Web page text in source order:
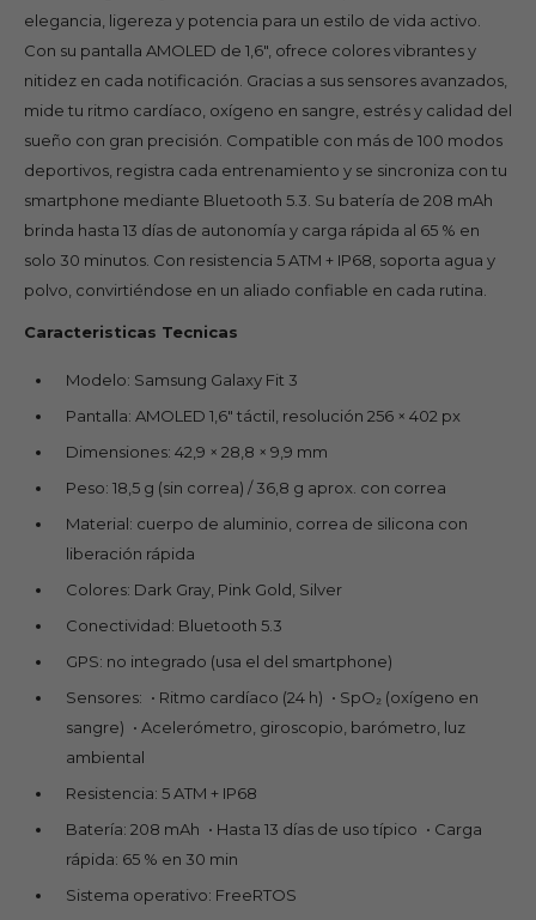
elegancia, ligereza y potencia para un estilo de vida activo.
Con su pantalla AMOLED de 1,6″, ofrece colores vibrantes y
nitidez en cada notificación. Gracias a sus sensores avanzados,
mide tu ritmo cardíaco, oxígeno en sangre, estrés y calidad del
sueño con gran precisión. Compatible con más de 100 modos
deportivos, registra cada entrenamiento y se sincroniza con tu
smartphone mediante Bluetooth 5.3. Su batería de 208 mAh
brinda hasta 13 días de autonomía y carga rápida al 65 % en
solo 30 minutos. Con resistencia 5 ATM + IP68, soporta agua y
polvo, convirtiéndose en un aliado confiable en cada rutina.
Caracteristicas Tecnicas
Modelo: Samsung Galaxy Fit 3
Pantalla: AMOLED 1,6″ táctil, resolución 256 × 402 px
Dimensiones: 42,9 × 28,8 × 9,9 mm
Peso: 18,5 g (sin correa) / 36,8 g aprox. con correa
Material: cuerpo de aluminio, correa de silicona con
liberación rápida
Colores: Dark Gray, Pink Gold, Silver
Conectividad: Bluetooth 5.3
GPS: no integrado (usa el del smartphone)
Sensores: • Ritmo cardíaco (24 h) • SpO₂ (oxígeno en
sangre) • Acelerómetro, giroscopio, barómetro, luz
ambiental
Resistencia: 5 ATM + IP68
Batería: 208 mAh • Hasta 13 días de uso típico • Carga
rápida: 65 % en 30 min
Sistema operativo: FreeRTOS